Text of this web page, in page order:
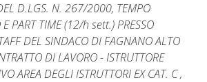
D.LGS. N. 267/2000, TEMPO
PART TIME (12/h sett.) PRESSO
DEL SINDACO DI FAGNANO ALTO
DI LAVORO - ISTRUTTORE
AREA DEGLI ISTRUTTORI EX CAT. C ,